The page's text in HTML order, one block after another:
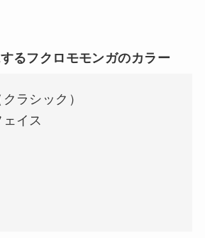
るフクロモモンガのカラー
ラシック）
イス